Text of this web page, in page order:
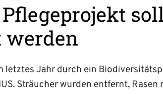
letztes Jahr durch ein
Sträucher wurden entfernt, Rasen